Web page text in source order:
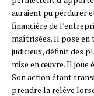
auraient pu perdurer
financière de
maîtrisées. Il pose en
judicieux, définit des
mise en œuvre. Il joue
Son action étant
prendre la relève